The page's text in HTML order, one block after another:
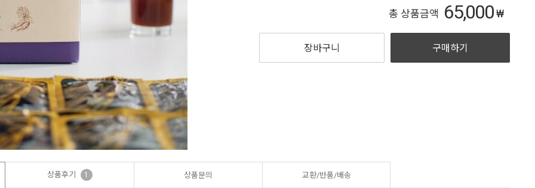
총 상품금액 65,000₩
장바구니 구매하기
상품후기 1 상품문의 교환/반품/배송